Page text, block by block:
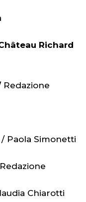
Richard
Redazione
/ Paola Simonetti
Redazione
Chiarotti